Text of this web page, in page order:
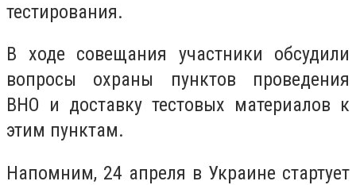
тестирования.
В ходе совещания участники обсудили
вопросы охраны пунктов проведения
ВНО и доставку тестовых материалов к
этим пунктам.
Напомним, 24 апреля в Украине стартует